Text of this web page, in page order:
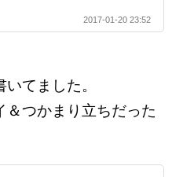
2017-01-20 23:52
てました。
＆つかまり立ちだった